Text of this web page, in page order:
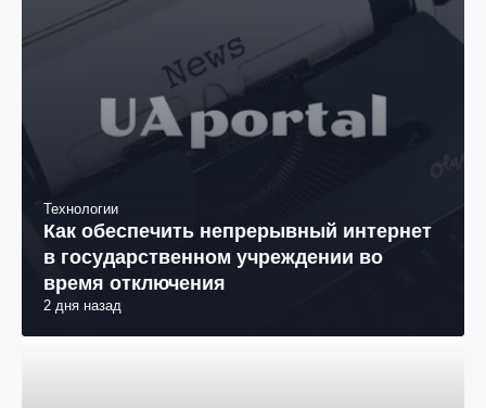
Технологии
Как обеспечить непрерывный интернет
в государственном учреждении во
время отключения
2 дня назад